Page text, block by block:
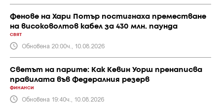
Фенове на Хари Потър постигнаха преместване
на високоволтов кабел за 430 млн. паунда
СВЯТ
Обновена 20:00ч., 10.08.2026
Светът на парите: Как Кевин Уорш пренаписва
правилата във Федералния резерв
ФИНАНСИ
Обновена 19:40ч., 10.08.2026